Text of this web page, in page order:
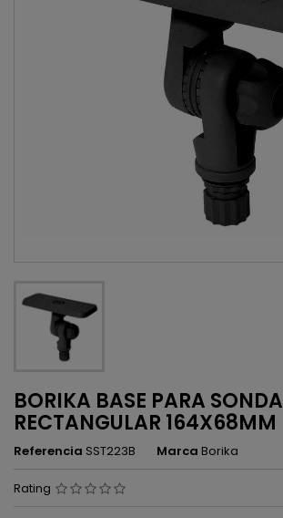
BORIKA BASE PARA SONDA
RECTANGULAR 164X68MM
Referencia SST223B Marca Borika
Rating